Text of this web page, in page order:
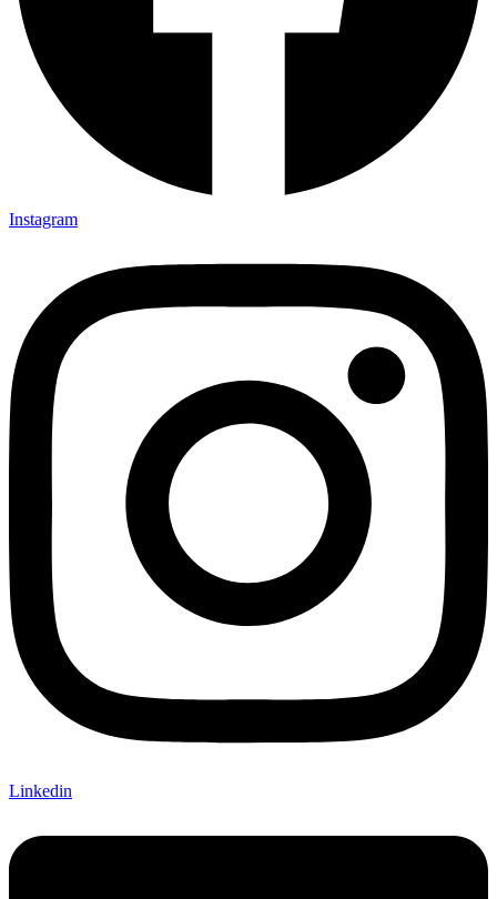
Instagram
Linkedin